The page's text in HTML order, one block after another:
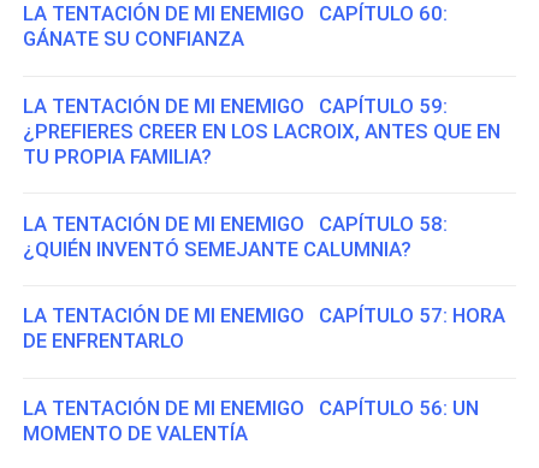
LA TENTACIÓN DE MI ENEMIGO CAPÍTULO 60:
GÁNATE SU CONFIANZA
LA TENTACIÓN DE MI ENEMIGO CAPÍTULO 59:
¿PREFIERES CREER EN LOS LACROIX, ANTES QUE EN
TU PROPIA FAMILIA?
LA TENTACIÓN DE MI ENEMIGO CAPÍTULO 58:
¿QUIÉN INVENTÓ SEMEJANTE CALUMNIA?
LA TENTACIÓN DE MI ENEMIGO CAPÍTULO 57: HORA
DE ENFRENTARLO
LA TENTACIÓN DE MI ENEMIGO CAPÍTULO 56: UN
MOMENTO DE VALENTÍA